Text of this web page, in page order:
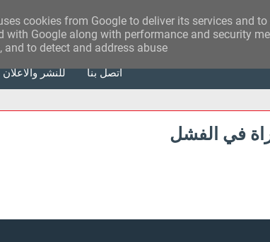
للنشر والاعلان أتصل بنا
في الفشل
cookies from Google to deliver its services and
with Google along with performance and security
and to detect and address abuse.